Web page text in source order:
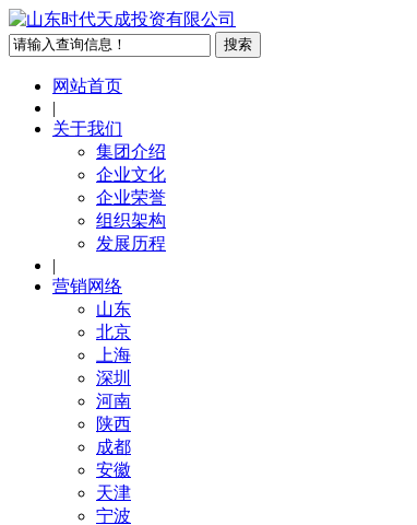
网站首页
|
关于我们
集团介绍
企业文化
企业荣誉
组织架构
发展历程
|
营销网络
山东
北京
上海
深圳
河南
陕西
成都
安徽
天津
宁波